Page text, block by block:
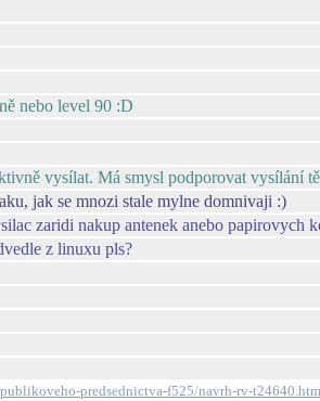
nebo level 90 :D
vysílat. Má smysl podporovat vysílání
jak se mnozi stale mylne domnivaji :)
zaridi nakup antenek anebo papirovych
z linuxu pls?
predsednictva-f525/navrh-rv-